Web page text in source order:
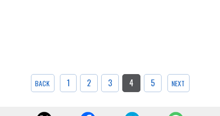
BACK 1 2 3 4 5 NEXT